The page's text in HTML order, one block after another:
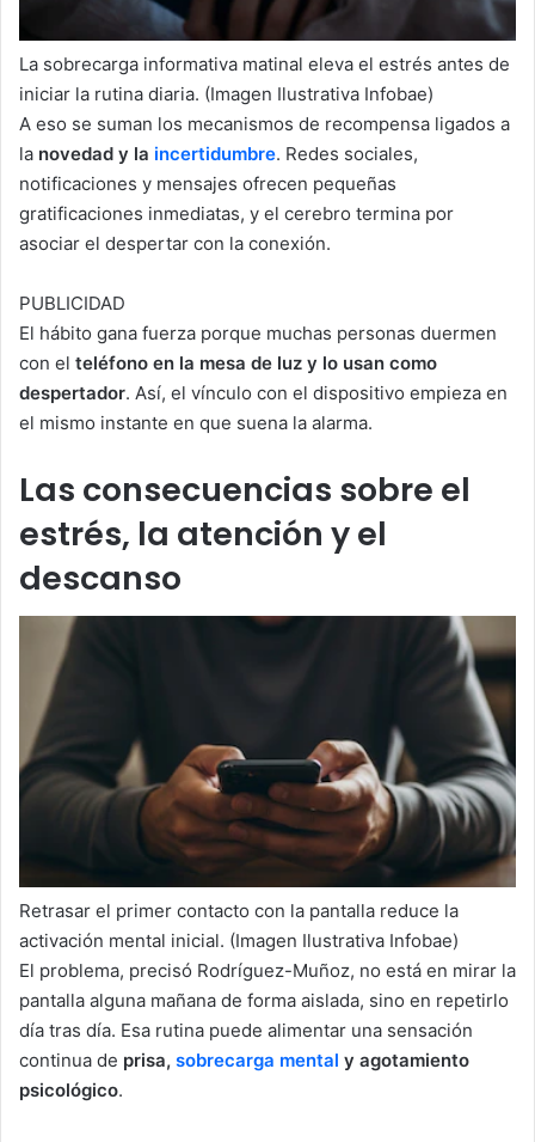
La sobrecarga informativa matinal eleva el estrés antes de
iniciar la rutina diaria. (Imagen Ilustrativa Infobae)
A eso se suman los mecanismos de recompensa ligados a
la novedad y la incertidumbre. Redes sociales,
notificaciones y mensajes ofrecen pequeñas
gratificaciones inmediatas, y el cerebro termina por
asociar el despertar con la conexión.
PUBLICIDAD
El hábito gana fuerza porque muchas personas duermen
con el teléfono en la mesa de luz y lo usan como
despertador. Así, el vínculo con el dispositivo empieza en
el mismo instante en que suena la alarma.
Las consecuencias sobre el
estrés, la atención y el
descanso
Retrasar el primer contacto con la pantalla reduce la
activación mental inicial. (Imagen Ilustrativa Infobae)
El problema, precisó Rodríguez-Muñoz, no está en mirar la
pantalla alguna mañana de forma aislada, sino en repetirlo
día tras día. Esa rutina puede alimentar una sensación
continua de prisa, sobrecarga mental y agotamiento
psicológico.